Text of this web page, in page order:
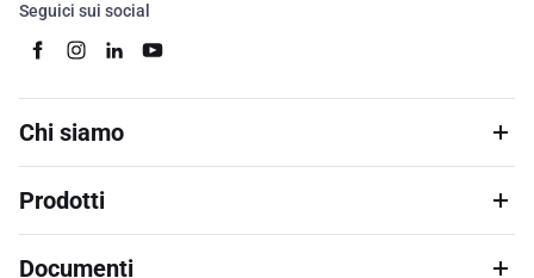
Seguici sui social
Chi siamo
Prodotti
Documenti